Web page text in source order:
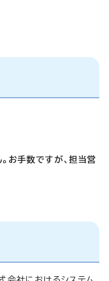
お手数ですが、担当営